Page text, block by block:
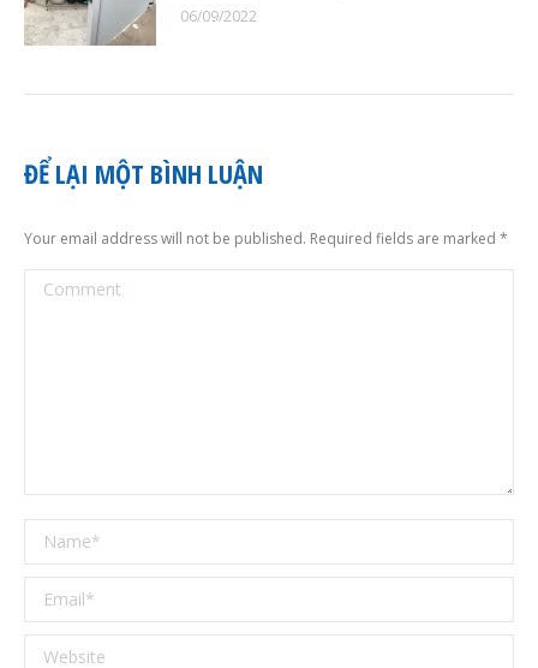
06/09/2022
ĐỂ LẠI MỘT BÌNH LUẬN
Your email address will not be published. Required fields are marked *
Comment
Name *
Email *
Website